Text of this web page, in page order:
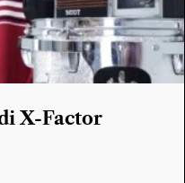
X-Factor